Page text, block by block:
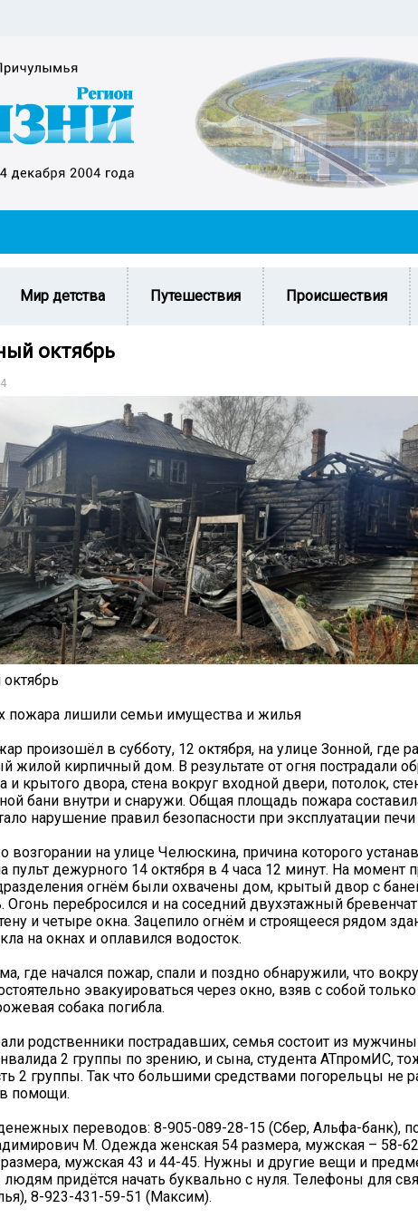
Мир детства Путешествия Происшествия
октябрь
пожара лишили семьи имущества и жилья
произошёл в субботу, 12 октября, на улице Зонной, где
жилой кирпичный дом. В результате от огня пострадали
крытого двора, стена вокруг входной двери, потолок,
бани внутри и снаружи. Общая площадь пожара
нарушение правил безопасности при эксплуатации
возгорании на улице Челюскина, причина которого
пульт дежурного 14 октября в 4 часа 12 минут. На момент
огнём были охвачены дом, крытый двор с
Огонь перебросился и на соседний двухэтажный
и четыре окна. Зацепило огнём и строящееся рядом
на окнах и оплавился водосток.
где начался пожар, спали и поздно обнаружили, что
эвакуироваться через окно, взяв с собой
собака погибла.
родственники пострадавших, семья состоит из
2 группы по зрению, и сына, студента АТпромИС,
2 группы. Так что большими средствами погорельцы не
помощи.
переводов: 8-905-089-28-15 (Сбер, Альфа-банк),
М. Одежда женская 54 размера, мужская – 58-
мужская 43 и 44-45. Нужны и другие вещи и
придётся начать буквально с нуля. Телефоны для
8-923-431-59-51 (Максим).
20.09.2017